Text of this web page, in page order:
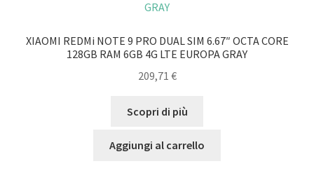
XIAOMI REDMi NOTE 9 PRO DUAL SIM 6.67″ OCTA CORE
128GB RAM 6GB 4G LTE EUROPA GRAY
209,71 €
Scopri di più
Aggiungi al carrello